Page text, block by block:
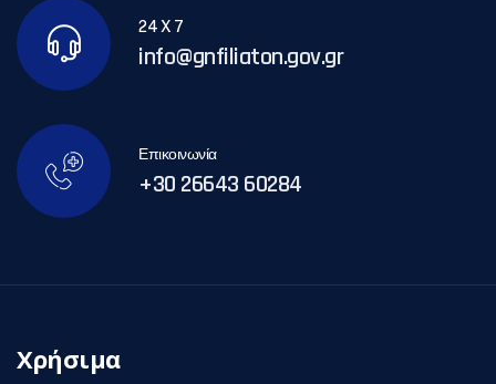
24 X 7
info@gnfiliaton.gov.gr
Επικοινωνία
+30 26643 60284
Χρήσιμα